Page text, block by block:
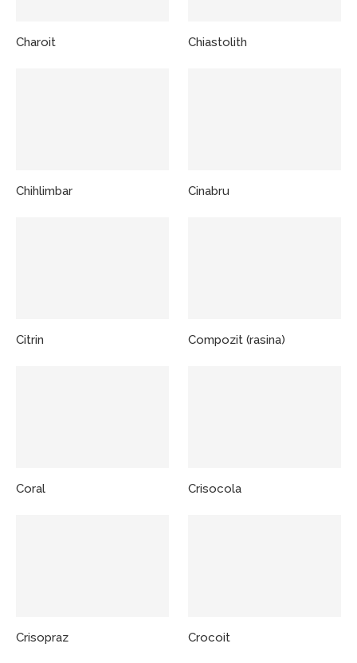
Charoit Chiastolith
Chihlimbar Cinabru
Citrin Compozit (rasina)
Coral Crisocola
Crisopraz Crocoit